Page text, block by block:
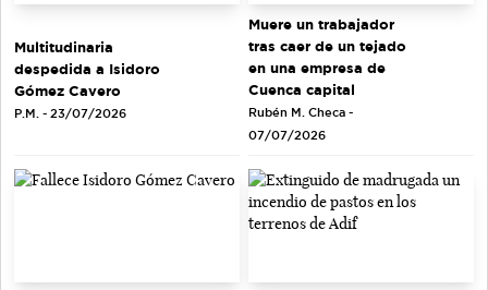
Multitudinaria
despedida a Isidoro
Gómez Cavero
P.M. - 23/07/2026
Muere un trabajador
tras caer de un tejado
en una empresa de
Cuenca capital
Rubén M. Checa -
07/07/2026